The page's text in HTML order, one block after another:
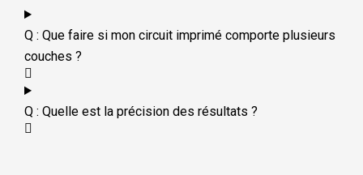
Q : Que faire si mon circuit imprimé comporte plusieurs
couches ?
Q : Quelle est la précision des résultats ?